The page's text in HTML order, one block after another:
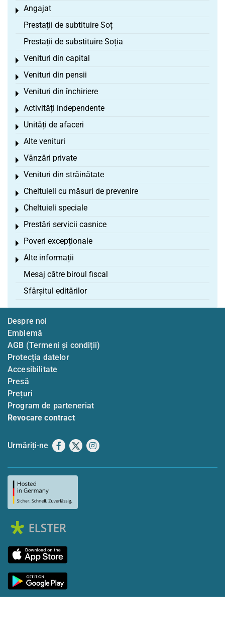
Angajat
Toggle menu
Prestații de subtituire Soț
Prestații de substituire Soția
Venituri din capital
Toggle menu
Venituri din pensii
Toggle menu
Venituri din închiriere
Toggle menu
Activități independente
Toggle menu
Unități de afaceri
Toggle menu
Alte venituri
Toggle menu
Vânzări private
Toggle menu
Venituri din străinătate
Toggle menu
Cheltuieli cu măsuri de prevenire
Toggle menu
Cheltuieli speciale
Toggle menu
Prestări servicii casnice
Toggle menu
Poveri excepționale
Toggle menu
Alte informații
Toggle menu
Mesaj către biroul fiscal
Sfârșitul editărilor
Despre noi
Emblemă
AGB (Termeni și condiții)
Protecția datelor
Accesibilitate
Presă
Prețuri
Program de parteneriat
Revocare contract
Urmăriți-ne Facebook
X Instagram